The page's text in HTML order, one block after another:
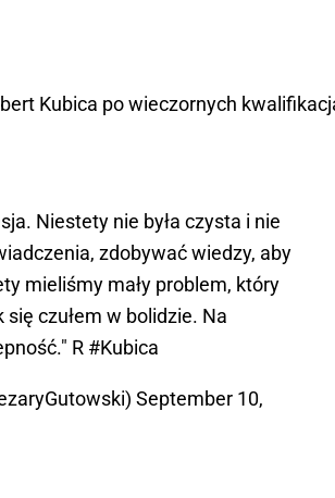
Kubica po wieczornych
Niestety nie była czysta i nie
zdobywać wiedzy, aby
mieliśmy mały problem, który
się czułem w bolidzie. Na
R #Kubica
September 10,